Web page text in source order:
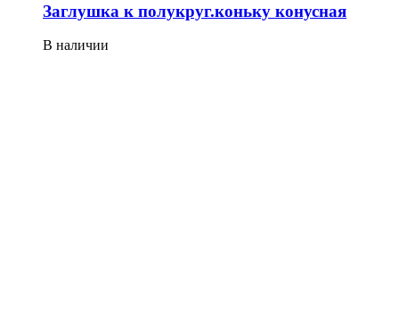
Заглушка к полукруг.коньку конусная
В наличии